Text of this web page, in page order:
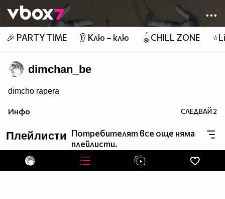
👾
🎉 PARTY TIME 👂 Клю – клю 🪀CHILL ZONE
dimchan_be
dimcho rapera
Инфо СЛЕДВАЙ2
Плейлисти Потребителят все още няма
плейлисти.